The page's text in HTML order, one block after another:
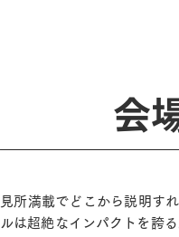
会
見所満載でどこから説明す
ルは超絶なインパクトを誇